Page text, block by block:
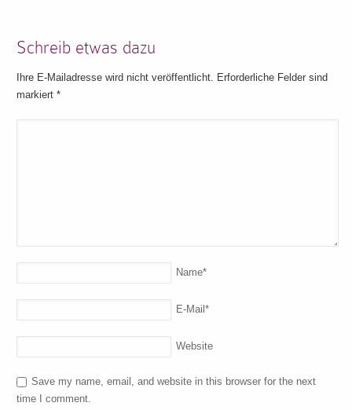
Schreib etwas dazu
Ihre E-Mailadresse wird nicht veröffentlicht. Erforderliche Felder sind
markiert*
Name*
E-Mail*
Website
Save my name, email, and website in this browser for the next
time I comment.